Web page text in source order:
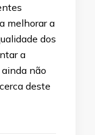
melhorar a
dos
a
não
deste